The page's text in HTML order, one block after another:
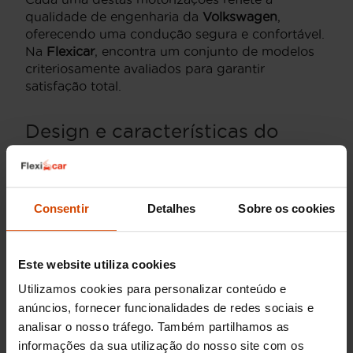
Consentir Detalhes Sobre os cookies
Este website utiliza cookies
Utilizamos cookies para personalizar conteúdo e
anúncios, fornecer funcionalidades de redes sociais e
analisar o nosso tráfego. Também partilhamos as
informações da sua utilização do nosso site com os
qualidade de engenharia da Volkswagen,
oferecendo uma condução segura e confortável.
Na Flexicar, encontra um conjunto de modelos
criteriosamente avaliados para garantir
satisfação total.
Design e características do
gasolina
OVolkswagen T-Rocdistingue-se pelo seu
tornam um dos SUVs compactos mais apelativos
com uma postura elevada, garantindo presença
nas estradas portuguesas.
No interior, encontram-se materiais de qualidade